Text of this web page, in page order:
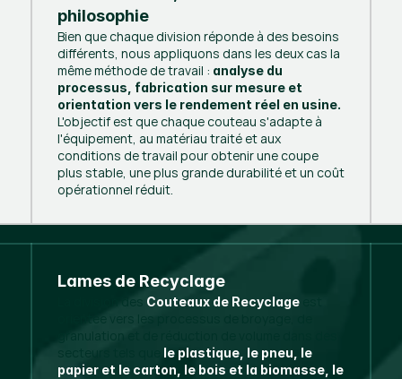
philosophie
Bien que chaque division réponde à des besoins
différents, nous appliquons dans les deux cas la
même méthode de travail : analyse du
processus, fabrication sur mesure et
orientation vers le rendement réel en usine.
L'objectif est que chaque couteau s'adapte à
l'équipement, au matériau traité et aux
conditions de travail pour obtenir une coupe
plus stable, une plus grande durabilité et un coût
opérationnel réduit.
Lames de Recyclage
Couteaux de Recyclageest
le plastique, le pneu, le
papier et le carton, le bois et la biomasse, le